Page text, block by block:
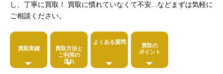
し、丁寧に買取！
買取に慣れていなくて不安...などまずは気軽に
ご相談ください。
買取実績
買取方法と
ご利用の
流れ
よくある質問
買取の
ポイント